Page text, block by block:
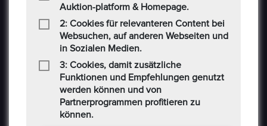
+49 6074 486 6351
+49 6074 486 6352
epoxa@epoxa.de
https://www.epoxa.de
Auktion-platform & Homepage.
2: Cookies für relevanteren Content bei
Websuchen, auf anderen Webseiten und
in Sozialen Medien.
3: Cookies, damit zusätzliche
Funktionen und Empfehlungen genutzt
werden können und von
Partnerprogrammen profitieren zu
können.